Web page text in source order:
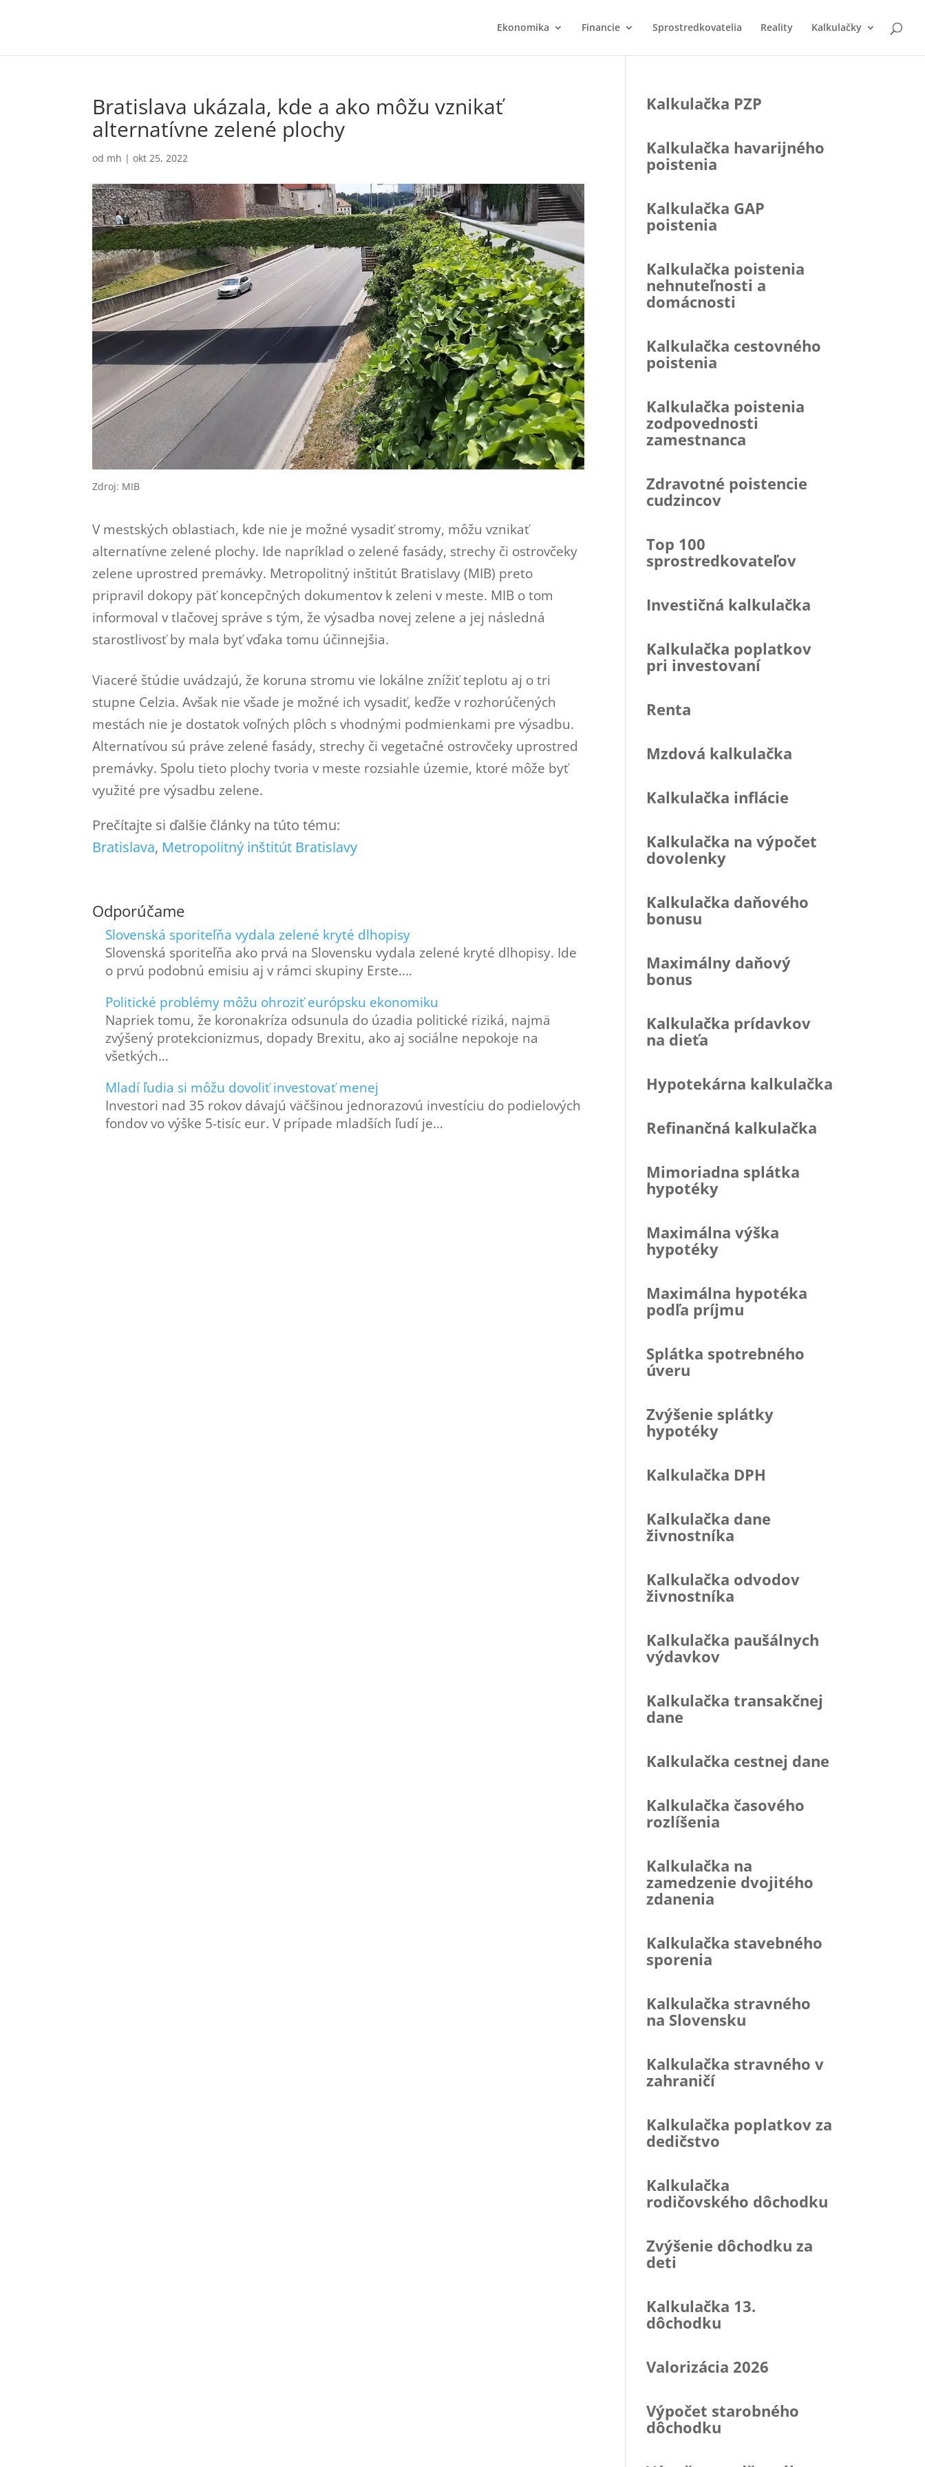
Ekonomika Financie Sprostredkovatelia Reality Kalkulačky
Bratislava ukázala, kde a ako môžu vznikať
alternatívne zelené plochy
od mh |okt 25, 2022
Zdroj: MIB
V mestských oblastiach, kde nie je možné vysadiť stromy, môžu vznikať
alternatívne zelené plochy. Ide napríklad o zelené fasády, strechy či ostrovčeky
zelene uprostred premávky. Metropolitný inštitút Bratislavy (MIB) preto
pripravil dokopy päť koncepčných dokumentov k zeleni v meste. MIB o tom
informoval v tlačovej správe s tým, že výsadba novej zelene a jej následná
starostlivosť by mala byť vďaka tomu účinnejšia.
Viaceré štúdie uvádzajú, že koruna stromu vie lokálne znížiť teplotu aj o tri
stupne Celzia. Avšak nie všade je možné ich vysadiť, keďže v rozhorúčených
mestách nie je dostatok voľných plôch s vhodnými podmienkami pre výsadbu.
Alternatívou sú práve zelené fasády, strechy či vegetačné ostrovčeky uprostred
premávky. Spolu tieto plochy tvoria v meste rozsiahle územie, ktoré môže byť
využité pre výsadbu zelene.
Prečítajte si ďalšie články na túto tému:
Bratislava, Metropolitný inštitút Bratislavy
Odporúčame
Slovenská sporiteľňa vydala zelené kryté dlhopisy
Slovenská sporiteľňa ako prvá na Slovensku vydala zelené kryté dlhopisy. Ide
o prvú podobnú emisiu aj v rámci skupiny Erste.…
Politické problémy môžu ohroziť európsku ekonomiku
Napriek tomu, že koronakríza odsunula do úzadia politické riziká, najmä
zvýšený protekcionizmus, dopady Brexitu, ako aj sociálne nepokoje na
všetkých…
Mladí ľudia si môžu dovoliť investovať menej
Investori nad 35 rokov dávajú väčšinou jednorazovú investíciu do podielových
fondov vo výške 5-tisíc eur. V prípade mladších ľudí je…
Kalkulačka PZP
Kalkulačka havarijného
poistenia
Kalkulačka GAP
poistenia
Kalkulačka poistenia
nehnuteľnosti a
domácnosti
Kalkulačka cestovného
poistenia
Kalkulačka poistenia
zodpovednosti
zamestnanca
Zdravotné poistencie
cudzincov
Top 100
sprostredkovateľov
Investičná kalkulačka
Kalkulačka poplatkov
pri investovaní
Renta
Mzdová kalkulačka
Kalkulačka inflácie
Kalkulačka na výpočet
dovolenky
Kalkulačka daňového
bonusu
Maximálny daňový
bonus
Kalkulačka prídavkov
na dieťa
Hypotekárna kalkulačka
Refinančná kalkulačka
Mimoriadna splátka
hypotéky
Maximálna výška
hypotéky
Maximálna hypotéka
podľa príjmu
Splátka spotrebného
úveru
Zvýšenie splátky
hypotéky
Kalkulačka DPH
Kalkulačka dane
živnostníka
Kalkulačka odvodov
živnostníka
Kalkulačka paušálnych
výdavkov
Kalkulačka transakčnej
dane
Kalkulačka cestnej dane
Kalkulačka časového
rozlíšenia
Kalkulačka na
zamedzenie dvojitého
zdanenia
Kalkulačka stavebného
sporenia
Kalkulačka stravného
na Slovensku
Kalkulačka stravného v
zahraničí
Kalkulačka poplatkov za
dedičstvo
Kalkulačka
rodičovského dôchodku
Zvýšenie dôchodku za
deti
Kalkulačka 13.
dôchodku
Valorizácia 2026
Výpočet starobného
dôchodku